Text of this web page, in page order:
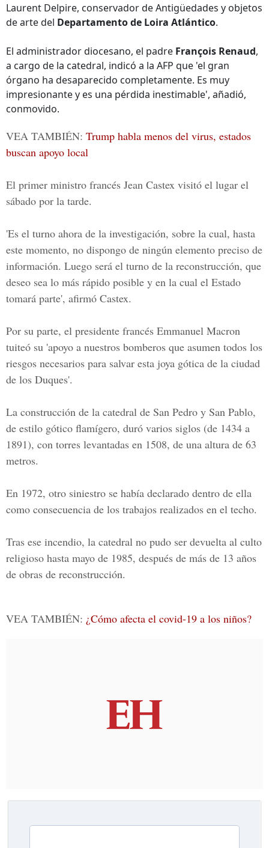
Laurent Delpire, conservador de Antigüedades y objetos
de arte del Departamento de Loira Atlántico.
El administrador diocesano, el padre François Renaud,
a cargo de la catedral, indicó a la AFP que 'el gran
órgano ha desaparecido completamente. Es muy
impresionante y es una pérdida inestimable', añadió,
conmovido.
VEA TAMBIÉN: Trump habla menos del virus, estados
buscan apoyo local
El primer ministro francés Jean Castex visitó el lugar el
sábado por la tarde.
'Es el turno ahora de la investigación, sobre la cual, hasta
este momento, no dispongo de ningún elemento preciso de
información. Luego será el turno de la reconstrucción, que
deseo sea lo más rápido posible y en la cual el Estado
tomará parte', afirmó Castex.
Por su parte, el presidente francés Emmanuel Macron
tuiteó su 'apoyo a nuestros bomberos que asumen todos los
riesgos necesarios para salvar esta joya gótica de la ciudad
de los Duques'.
La construcción de la catedral de San Pedro y San Pablo,
de estilo gótico flamígero, duró varios siglos (de 1434 a
1891), con torres levantadas en 1508, de una altura de 63
metros.
En 1972, otro siniestro se había declarado dentro de ella
como consecuencia de los trabajos realizados en el techo.
Tras ese incendio, la catedral no pudo ser devuelta al culto
religioso hasta mayo de 1985, después de más de 13 años
de obras de reconstrucción.
VEA TAMBIÉN: ¿Cómo afecta el covid-19 a los niños?